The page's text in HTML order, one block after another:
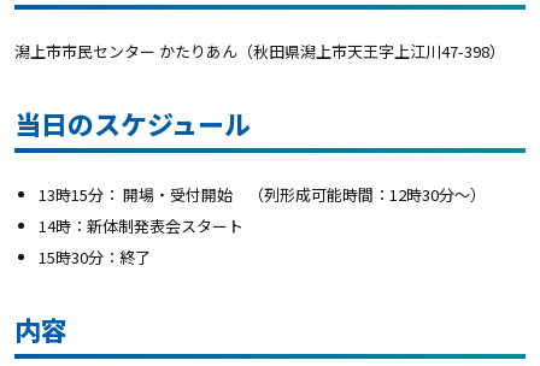
潟上市市民センター かたりあん （秋田県潟上市天王字上江川47-398）
当日のスケジュール
13時15分： 開場・受付開始 （列形成可能時間：12時30分～）
14時：新体制発表会スタート
15時30分：終了
内容